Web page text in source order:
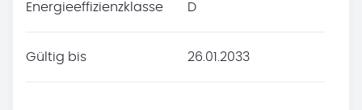
Energieeffizienzklasse D
Gültig bis 26.01.2033